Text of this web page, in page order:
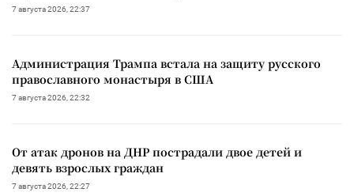
7 августа 2026, 22:37
Администрация Трампа встала на защиту русского
православного монастыря в США
7 августа 2026, 22:32
От атак дронов на ДНР пострадали двое детей и
девять взрослых граждан
7 августа 2026, 22:27